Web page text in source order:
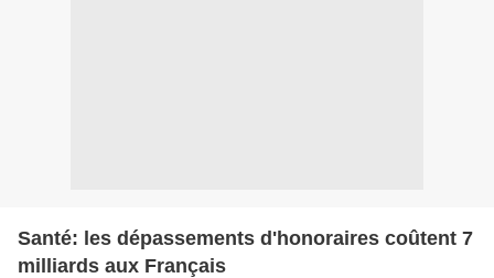
Santé: les dépassements d'honoraires coûtent 7
milliards aux Français